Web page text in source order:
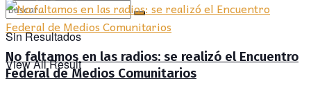
Sin Resultados
View All Result
No faltamos en las radios: se realizó el Encuentro
Federal de Medios Comunitarios